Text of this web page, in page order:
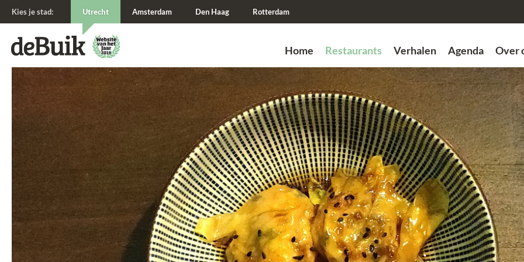
Vorige
Vorige
Kies je stad: Utrecht Amsterdam Den Haag Rotterdam
De Buik van {city: city}
De Buik
Home Restaurants Verhalen Agenda Over
Zoek